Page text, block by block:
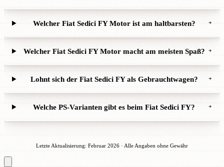
Welcher Fiat Sedici FY Motor ist am haltbarsten? +
Welcher Fiat Sedici FY Motor macht am meisten Spaß? +
Lohnt sich der Fiat Sedici FY als Gebrauchtwagen? +
Welche PS-Varianten gibt es beim Fiat Sedici FY? +
Letzte Aktualisierung: Februar 2026 · Alle Angaben ohne Gewähr